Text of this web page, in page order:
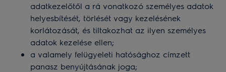
adatkezelőtől a rá vonatkozó személyes adatok
helyesbítését, törlését vagy kezelésének
korlátozását, és tiltakozhat az ilyen személyes
adatok kezelése ellen;
a valamely felügyeleti hatósághoz címzett
panasz benyújtásának joga;